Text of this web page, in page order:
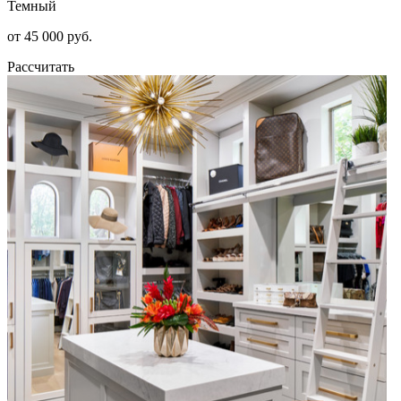
Темный
от 45 000 руб.
Рассчитать